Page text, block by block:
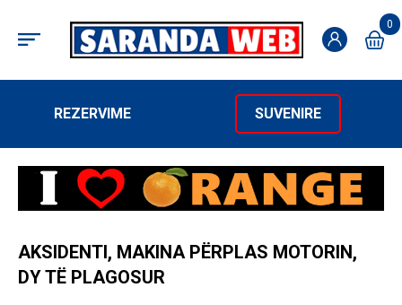
0
REZERVIME SUVENIRE
AKSIDENTI, MAKINA PËRPLAS MOTORIN,
DY TË PLAGOSUR